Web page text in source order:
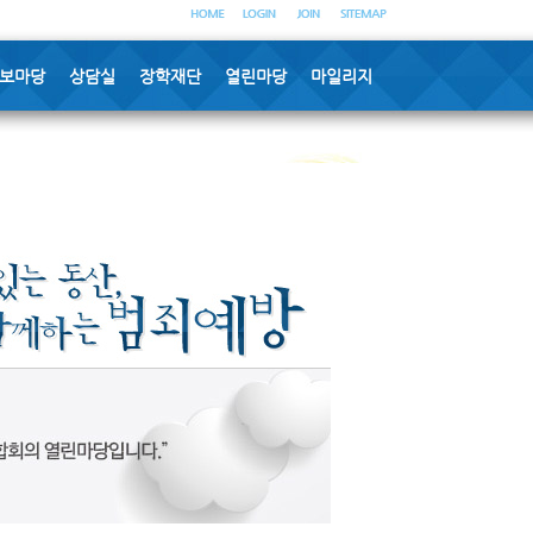
마당 상담실 장학재단 열린마당 마일리지